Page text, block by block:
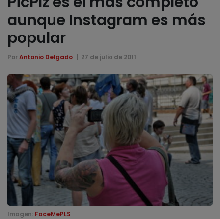
aunque Instagram es más
popular
Por Antonio Delgado 27 de julio de 2011
Imagen: FaceMePLS